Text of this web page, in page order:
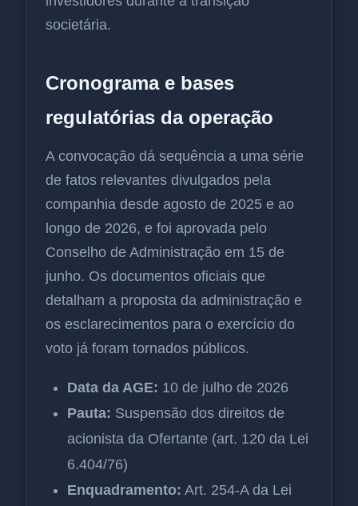
societária.
Cronograma e bases
regulatórias da operação
A convocação dá sequência a uma série
de fatos relevantes divulgados pela
companhia desde agosto de 2025 e ao
longo de 2026, e foi aprovada pelo
Conselho de Administração em 15 de
junho. Os documentos oficiais que
detalham a proposta da administração e
os esclarecimentos para o exercício do
voto já foram tornados públicos.
Data da AGE: 10 de julho de 2026
Pauta: Suspensão dos direitos de
acionista da Ofertante (art. 120 da Lei
6.404/76)
Enquadramento: Art. 254-A da Lei